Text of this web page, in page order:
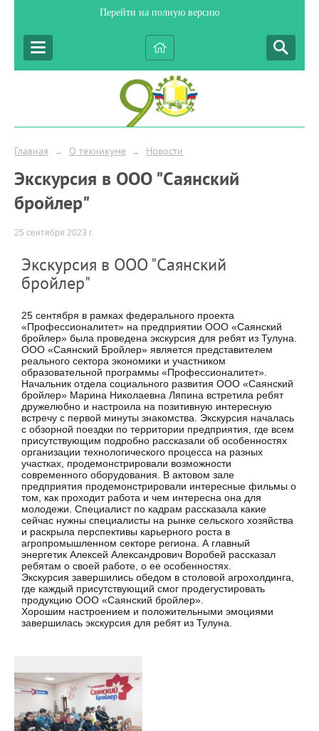
Перейти на полную версию
Главная → О техникуме → Новости
Экскурсия в ООО "Саянский
бройлер"
25 сентября 2023 г.
Экскурсия в ООО "Саянский
бройлер"
25 сентября в рамках федерального проекта
«Профессионалитет» на предприятии ООО «Саянский
бройлер» была проведена экскурсия для ребят из Тулуна.
ООО «Саянский Бройлер» является представителем
реального сектора экономики и участником
образовательной программы «Профессионалитет».
Начальник отдела социального развития ООО «Саянский
бройлер» Марина Николаевна Ляпина встретила ребят
дружелюбно и настроила на позитивную интересную
встречу с первой минуты знакомства. Экскурсия началась
с обзорной поездки по территории предприятия, где всем
присутствующим подробно рассказали об особенностях
организации технологического процесса на разных
участках, продемонстрировали возможности
современного оборудования. В актовом зале
предприятия продемонстрировали интересные фильмы о
том, как проходит работа и чем интересна она для
молодежи. Специалист по кадрам рассказала какие
сейчас нужны специалисты на рынке сельского хозяйства
и раскрыла перспективы карьерного роста в
агропромышленном секторе региона. А главный
энергетик Алексей Александрович Воробей рассказал
ребятам о своей работе, о ее особенностях.
Экскурсия завершились обедом в столовой агрохолдинга,
где каждый присутствующий смог продегустировать
продукцию ООО «Саянский бройлер».
Хорошим настроением и положительными эмоциями
завершилась экскурсия для ребят из Тулуна.